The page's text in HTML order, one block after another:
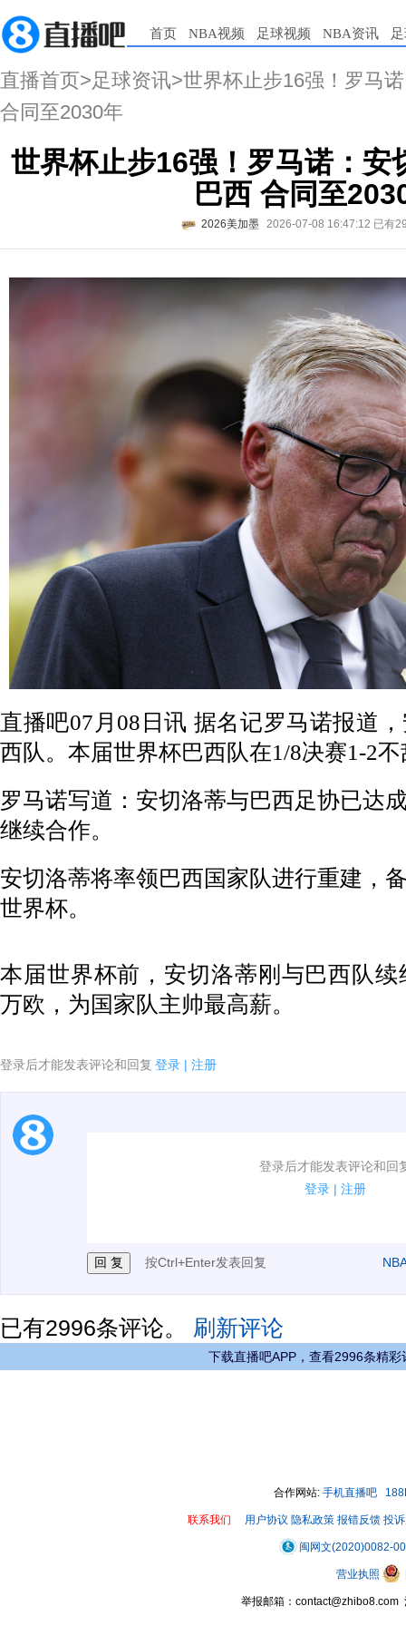
首页 NBA视频 足球视频 NBA资讯
直播首页>足球资讯>世界杯止步16强！罗马
合同至2030年
世界杯止步16强！罗马诺：安
巴西 合同至
2026美加墨 2026-07-08 16:47:12 已有
直播吧07月08日讯 据名记罗马诺报道
西队。本届世界杯巴西队在1/8决赛1-2
罗马诺写道：安切洛蒂与巴西足协已达
继续合作。
安切洛蒂将率领巴西国家队进行重建，
世界杯。
本届世界杯前，安切洛蒂刚与巴西队续
万欧，为国家队主帅最高薪。
登录后才能发表评论和回复 登录 | 注册
登录后才能发表评论和回
登录 | 注册
1.电脑端新用户可以发表评论了！
按Ctrl+Enter发表回复
已有2996条评论。 刷新评论
下载直播吧APP，查看2996条精彩
合作网站: 手机直播吧
联系我们 用户协议 隐私政策 报错反馈 投
闽网文(2020)0082-
营业执照
举报邮箱：